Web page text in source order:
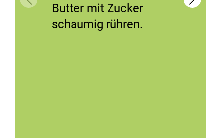
Butter mit Zucker
schaumig rühren.
Eier